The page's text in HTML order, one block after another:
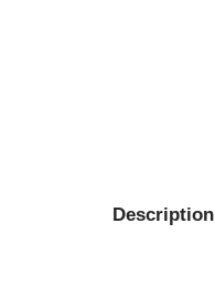
Description